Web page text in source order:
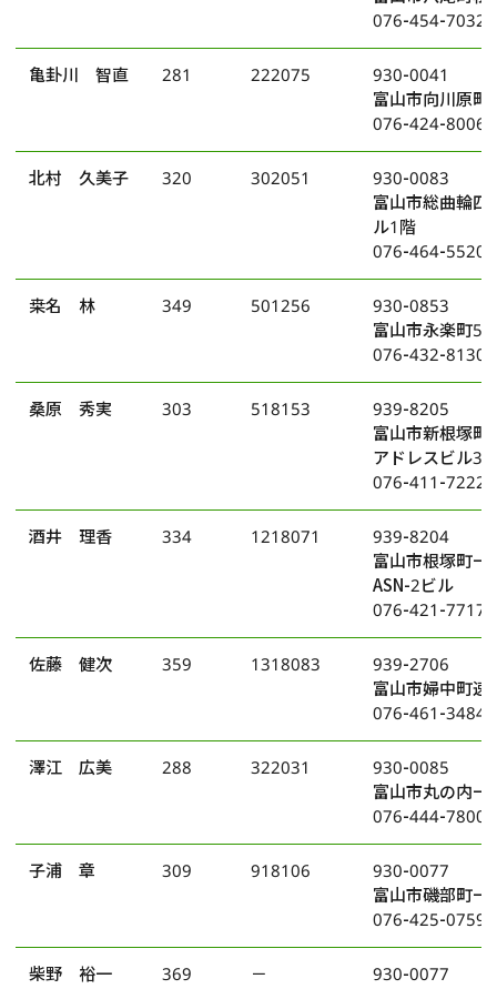
076-454-7032
亀卦川 智直 281 222075
930-0041
富山市向川原町
076-424-8006
北村 久美子 320 302051
930-0083
富山市総曲輪四
ル1階
076-464-5520
桒名 林 349 501256
930-0853
富山市永楽町5
076-432-8130
桑原 秀実 303 518153
939-8205
富山市新根塚町
アドレスビル3-
076-411-7222
酒井 理香 334 1218071
939-8204
富山市根塚町
ASN-2ビル
076-421-7717
佐藤 健次 359 1318083
939-2706
富山市婦中町速
076-461-3484
澤江 広美 288 322031
930-0085
富山市丸の内一
076-444-7800
子浦 章 309 918106
930-0077
富山市磯部町
076-425-0759
柴野 裕一 369 －
930-0077